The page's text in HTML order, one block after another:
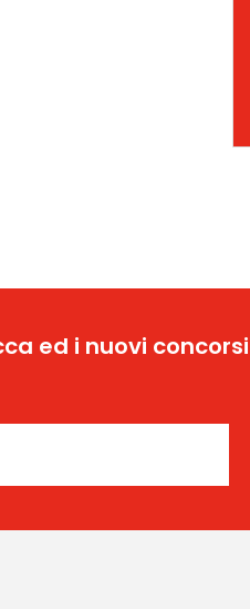
ed i nuovi concorsi